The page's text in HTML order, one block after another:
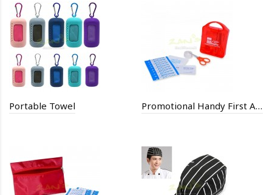
Portable Towel Promotional Handy First Aid Kit